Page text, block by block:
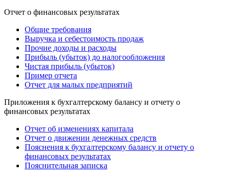
Отчет о финансовых результатах
Общие требования
Выручка и себестоимость продаж
Прочие доходы и расходы
Прибыль (убыток) до налогообложения
Чистая прибыль (убыток)
Пример отчета
Отчет для малых предприятий
Приложения к бухгалтерскому балансу и отчету о
финансовых результатах
Отчет об изменениях капитала
Отчет о движении денежных средств
Пояснения к бухгалтерскому балансу и отчету о
финансовых результатах
Пояснительная записка